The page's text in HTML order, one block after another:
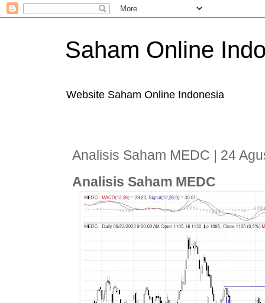
Saham Online
Website Saham Online Indonesia
Analisis Saham MEDC | 24
Analisis Saham MEDC